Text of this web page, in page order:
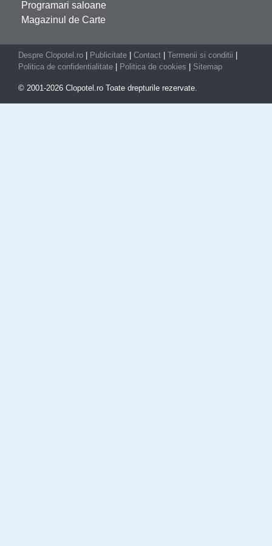
Programari saloane
Magazinul de Carte
Despre Clopotel.ro Publicitate Contact Termenii si conditii
Politica de confidentialitate
Politica de cookies Sitemap
© 2001-2026 Clopotel.ro Toate drepturile rezervate.